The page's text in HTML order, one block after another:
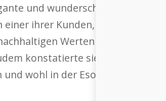
und wunderschöne Franziska
ihrer Kunden, ein
Werten zu orientieren
konstatierte sie stolz, das
wohl in der Esoterik Ecke